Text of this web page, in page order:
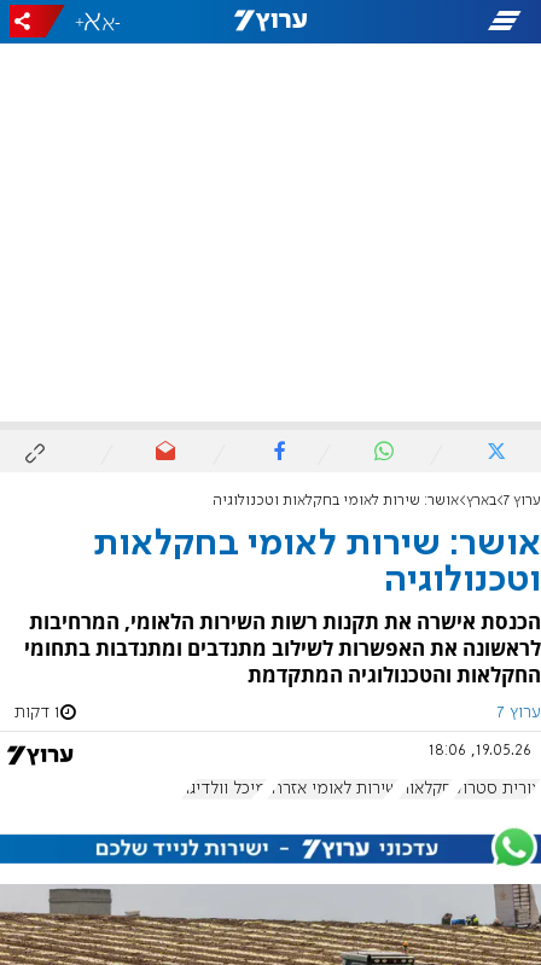
-
+
ערוץ 7 בארץ אושר: שירות לאומי בחקלאות וטכנולוגיה
אושר: שירות לאומי בחקלאות
וטכנולוגיה
הכנסת אישרה את תקנות רשות השירות הלאומי, המרחיבות
לראשונה את האפשרות לשילוב מתנדבים ומתנדבות בתחומי
החקלאות והטכנולוגיה המתקדמת
ערוץ 7 1 דקות
19.05.26, 18:06
אורית סטרוק חקלאות שירות לאומי אזרחי מיכל וולדיגר